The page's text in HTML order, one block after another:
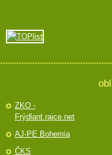
ZKO -
Frýdlant.rajce.net
AJ-PE Bohemia
ČKS